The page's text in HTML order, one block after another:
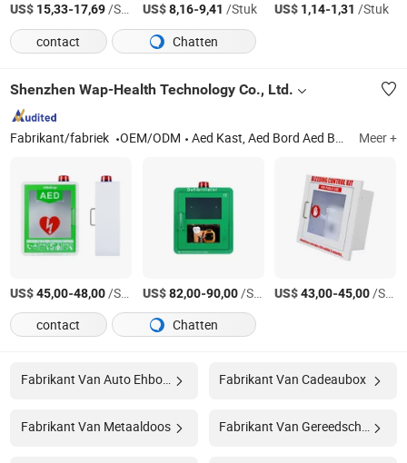
US$ 15,33-17,69/Stuk US$8,16-9,41 /Stuk US$ 1,14-1,31 /Stuk
contact
Chatten
Shenzhen Wap-Health Technology Co., Ltd.
Fabrikant/fabriek OEM/ODM Aed Kast, Aed Bord Aed Beugel Tassen Pads, Aed Sleutelhanger Sleutelhanger, CPR Masker /Bvm, Eerste Hulp Noodhulp Producten, Gezondheidszorg, Schaler Tips Uithardingslicht Autoclaaf Sterilisator, Tandheelkundige Handstuk Handp Meer +
US$45,00-48,00/Stuk US$82,00-90,00/Stuk US$43,00-45,00/Stuk
contact
Chatten
Fabrikant Van Auto Ehbo-kit Fabrikant Van Cadeaubox
Fabrikant Van Metaaldoos